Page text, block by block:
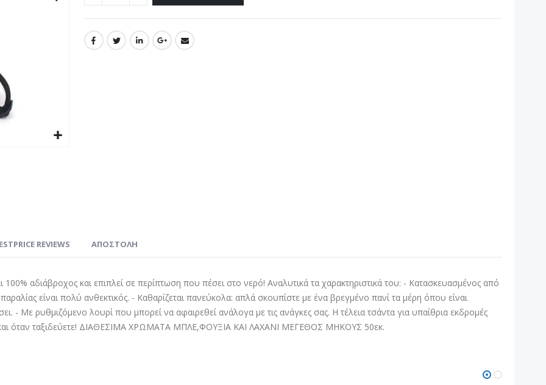
αδιάβροχος και επιπλεί σε περίπτωση που πέσει στο νερό! Αναλυτικά τα χαρακτηριστικά του: - Κατασκευασμένος από
είναι πολύ ανθεκτικός. - Καθαρίζεται πανεύκολα: απλά σκουπίστε με ένα βρεγμένο πανί τα μέρη όπου είναι
- Με ρυθμιζόμενο λουρί που μπορεί να αφαιρεθεί ανάλογα με τις ανάγκες σας. Η τέλεια τσάντα για υπαίθρια εκδρομές
όταν ταξιδεύετε! ΔΙΑΘΕΣΙΜΑ ΧΡΩΜΑΤΑ ΜΠΛΕ,ΦΟΥΞΙΑ ΚΑΙ ΛΑΧΑΝΙ ΜΕΓΕΘΟΣ ΜΗΚΟΥΣ 50εκ.
REVIEWS ΑΠΟΣΤΟΛΗ